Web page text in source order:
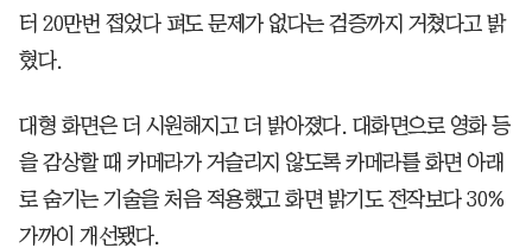
터 20만번 접었다 펴도 문제가 없다는 검증까지 거쳤다고 밝
혔다.
대형 화면은 더 시원해지고 더 밝아졌다. 대화면으로 영화 등
을 감상할 때 카메라가 거슬리지 않도록 카메라를 화면 아래
로 숨기는 기술을 처음 적용했고 화면 밝기도 전작보다 30%
가까이 개선됐다.